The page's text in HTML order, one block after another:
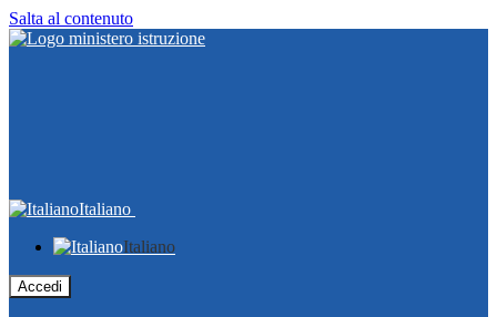
Salta al contenuto
Italiano
Italiano
Accedi